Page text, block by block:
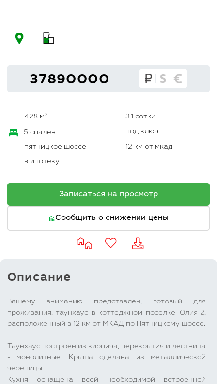
37890000
428 м2 3.1 сотки
5 спален под ключ
пятницкое шоссе 12 км от мкад
в ипотеку
Записаться на просмотр
Сообщить о снижении цены
Описание
Вашему вниманию представлен, готовый для
проживания, таунхаус в коттеджном поселке Юлия-2,
расположенный в 12 км от МКАД по Пятницкому шоссе.
Таунхаус построен из кирпича, перекрытия и лестница
- монолитные. Крыша сделана из металлической
черепицы.
Кухня оснащена всей необходимой встроенной